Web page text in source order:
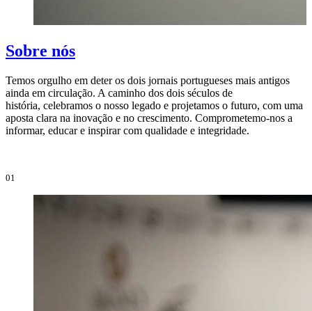
Sobre nós
Temos orgulho em deter os dois jornais portugueses mais antigos
ainda em circulação. A caminho dos dois séculos de
história, celebramos o nosso legado e projetamos o futuro, com uma
aposta clara na inovação e no crescimento. Comprometemo-nos a
informar, educar e inspirar com qualidade e integridade.
01